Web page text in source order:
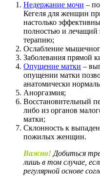
Недержание мочи –
Кегеля для женщин
настолько
полностью и лечащий
терапию;
Ослабление
Заболевания прямой
Опущение матки –
опущении матки
анатомически
Аноргазмия;
Восстановительный
либо из органов
матки;
Склонность к
пожилых женщин.
Важно!Добиться
лишь в том случае,
регулярной основе